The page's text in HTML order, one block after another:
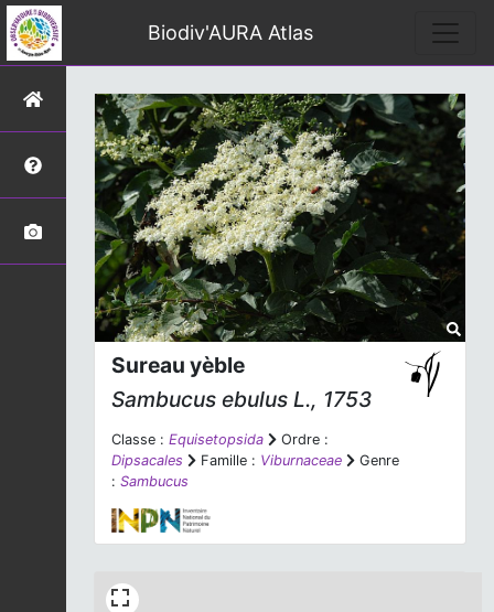
Biodiv'AURA Atlas
Sureau yèble
Sambucus ebulus L., 1753
Classe : Equisetopsida
Ordre :
Dipsacales
Famille : Viburnaceae
Genre
: Sambucus